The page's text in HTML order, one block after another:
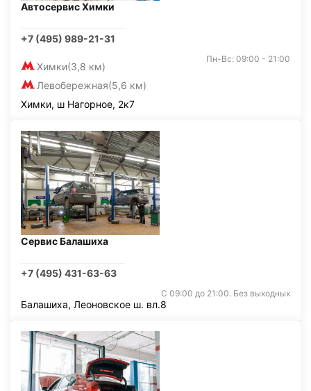
Автосервис Химки
+7 (495) 989-21-31
Химки(3,8 км)
Левобережная(5,6 км)
Пн-Вс: 09:00 - 21:00
Химки, ш Нагорное, 2к7
Сервис Балашиха
+7 (495) 431-63-63
С 09:00 до 21:00. Без выходных
Балашиха, Леоновское ш. вл.8